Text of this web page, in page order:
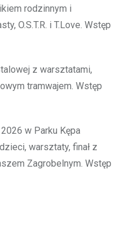
rodzinnym i
O.S.T.R. i T.Love. Wstęp
z warsztatami,
tramwajem. Wstęp
w Parku Kępa
warsztaty, finał z
Zagrobelnym. Wstęp